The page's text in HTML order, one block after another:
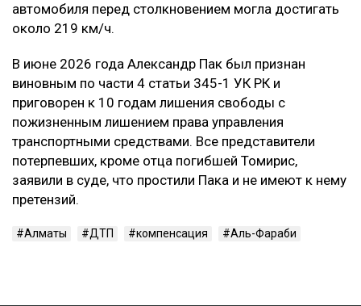
автомобиля перед столкновением могла достигать
около 219 км/ч.
В июне 2026 года Александр Пак был признан
виновным по части 4 статьи 345-1 УК РК и
приговорен к 10 годам лишения свободы с
пожизненным лишением права управления
транспортными средствами. Все представители
потерпевших, кроме отца погибшей Томирис,
заявили в суде, что простили Пака и не имеют к нему
претензий.
Алматы ДТП компенсация Аль-Фараби